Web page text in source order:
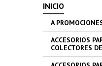
INICIO
A
ACCESORIOS
COLECTORES